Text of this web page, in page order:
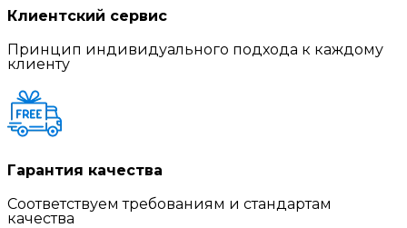
Клиентский сервис
Принцип индивидуального подхода к каждому
клиенту
Гарантия качества
Соответствуем требованиям и стандартам
качества